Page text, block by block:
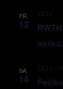
FR.
13
13.11
RWTH
SA.
14
14.11 -